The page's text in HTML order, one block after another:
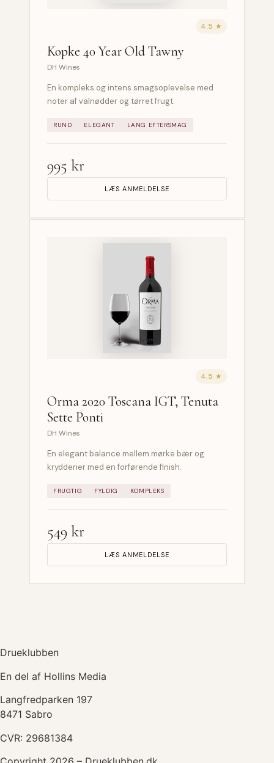
4.5 ★
Kopke 40 Year Old Tawny
DH Wines
En kompleks og intens smagsoplevelse med
noter af valnødder og tørret frugt.
RUND ELEGANT LANG EFTERSMAG
995 kr
LÆS ANMELDELSE
4.5 ★
Orma 2020 Toscana IGT, Tenuta
Sette Ponti
DH Wines
En elegant balance mellem mørke bær og
krydderier med en forførende finish.
FRUGTIG FYLDIG KOMPLEKS
549 kr
LÆS ANMELDELSE
Drueklubben
En del af Hollins Media
Langfredparken 197
8471 Sabro
CVR: 29681384